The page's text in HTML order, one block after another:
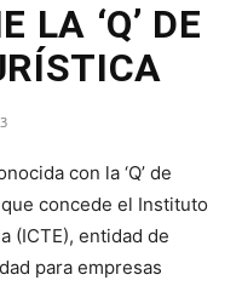
LA ‘Q’ DE
con la ‘Q’ de
concede el Instituto
(ICTE), entidad de
para empresas